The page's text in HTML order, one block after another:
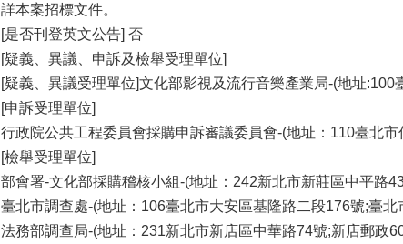
詳本案招標文件。
[是否刊登英文公告] 否
[疑義、異議、申訴及檢舉受理單位]
[疑義、異議受理單位]文化部影視及流行音樂產業局-(地址
[申訴受理單位]
行政院公共工程委員會採購申訴審議委員會-(地址：110臺北
[檢舉受理單位]
部會署-文化部採購稽核小組-(地址：242新北市新莊區中平路
臺北市調查處-(地址：106臺北市大安區基隆路二段176號;臺
法務部調查局-(地址：231新北市新店區中華路74號;新店郵政